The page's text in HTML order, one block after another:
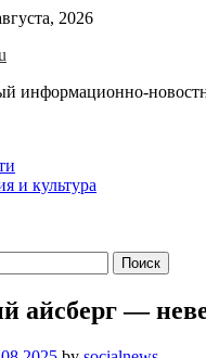
2026
информационно-
и культура
айсберг —